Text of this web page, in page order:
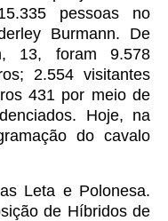
pessoas no
Burmann. De
13, foram 9.578
2.554 visitantes
431 por meio de
Hoje, na
do cavalo
Leta e Polonesa.
de Híbridos de